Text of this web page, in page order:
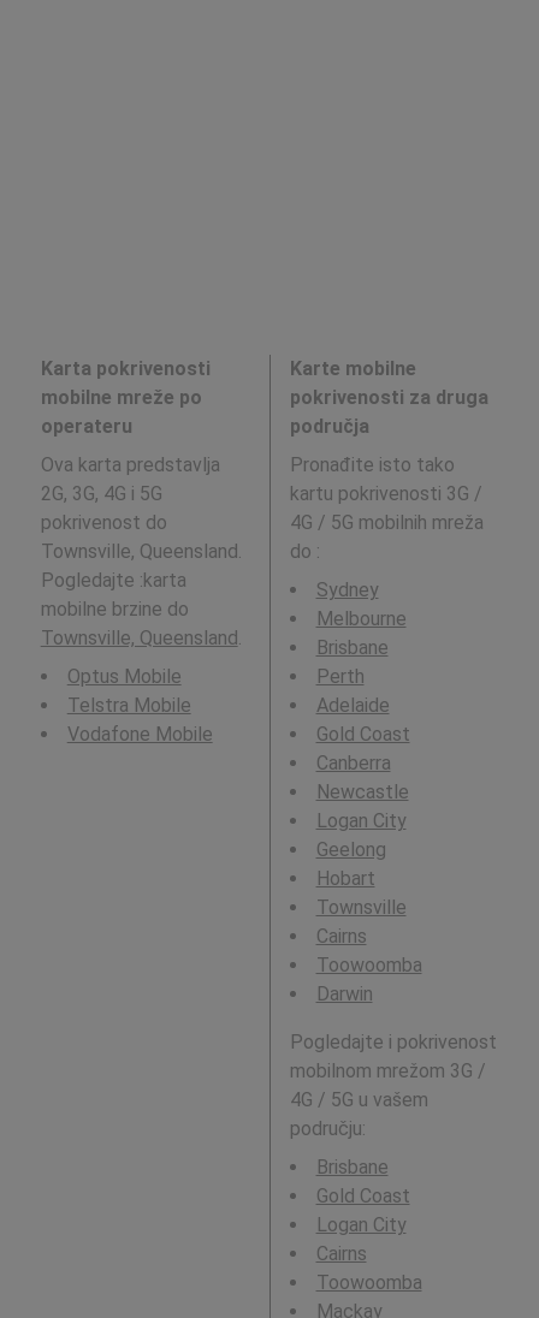
Karta pokrivenosti
mobilne mreže po
operateru
Ova karta predstavlja
2G, 3G, 4G i 5G
pokrivenost do
Townsville, Queensland.
Pogledajte :karta
mobilne brzine do
Townsville, Queensland.
Optus Mobile
Telstra Mobile
Vodafone Mobile
Karte mobilne
pokrivenosti za druga
područja
Pronađite isto tako
kartu pokrivenosti 3G /
4G / 5G mobilnih mreža
do :
Sydney
Melbourne
Brisbane
Perth
Adelaide
Gold Coast
Canberra
Newcastle
Logan City
Geelong
Hobart
Townsville
Cairns
Toowoomba
Darwin
Pogledajte i pokrivenost
mobilnom mrežom 3G /
4G / 5G u vašem
području:
Brisbane
Gold Coast
Logan City
Cairns
Toowoomba
Mackay